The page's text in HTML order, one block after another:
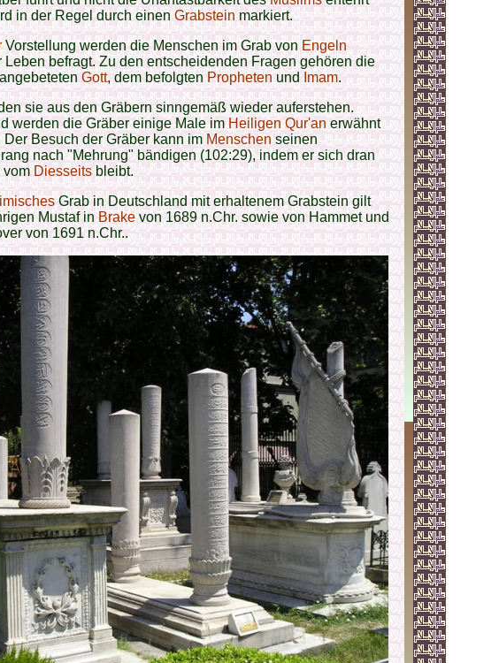
in der Regel durch einenGrabsteinmarkiert.
Vorstellung werden die Menschen im Grab vonEngeln
Leben befragt. Zu den entscheidenden Fragen gehören die
Gott, dem befolgtenProphetenundImam.
sie aus den Gräbern sinngemäß wieder auferstehen.
werden die Gräber einige Male imHeiligen Qur'anerwähnt
Der Besuch der Gräber kann imMenschenseinen
nach "Mehrung" bändigen (102:29), indem er sich dran
vomDiesseitsbleibt.
Grab in Deutschland mit erhaltenem Grabstein gilt
Mustaf inBrakevon 1689 n.Chr. sowie von Hammet und
von 1691 n.Chr..